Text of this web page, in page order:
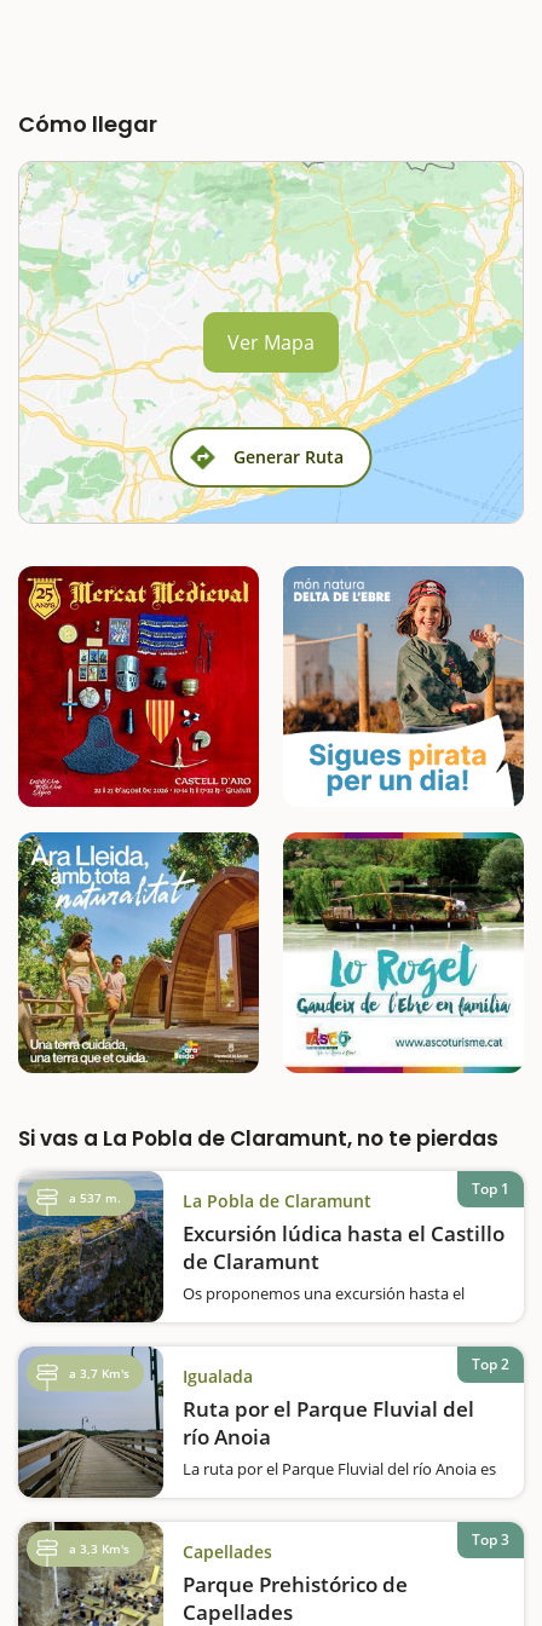
Cómo llegar
Generar Ruta
Ver Mapa
Si vas a La Pobla de Claramunt, no te pierdas
a 537 m. La Pobla de Claramunt
Excursión lúdica hasta el Castillo
de Claramunt
Os proponemos una excursión hasta el
pensado para toda la familia. Si os gustan los
castillos y la naturaleza, esta escapada es
para vosotros.El camino…
Top 1
a 3,7 Km's Igualada
Ruta por el Parque Fluvial del
río Anoia
La ruta por el Parque Fluvial del río Anoia es
agradable, circular y que sigue un camino
llano. Durante este paseo se encontraréis
pasarelas para…
Top 2
a 3,3 Km's Capellades
Parque Prehistórico de
Capellades
Top 3